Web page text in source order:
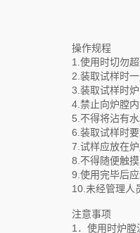
操作规程
1.使用时切勿
2.装取试样时
3.装取试样时
4.禁止向炉膛内
5.不得将沾有
6.装取试样时
7.试样应放在
8.不得随便触摸
9.使用完毕后应
10.未经管理人
注意事项
1．使用时炉膛